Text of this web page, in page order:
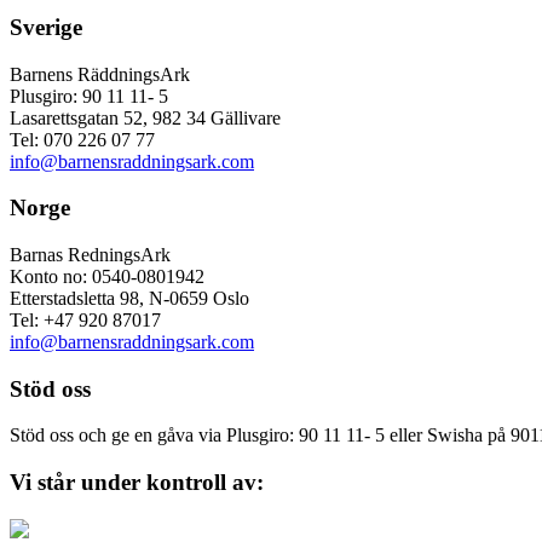
Sverige
Barnens RäddningsArk
Plusgiro: 90 11 11- 5
Lasarettsgatan 52, 982 34 Gällivare
Tel: 070 226 07 77
info@barnensraddningsark.com
Norge
Barnas RedningsArk
Konto no: 0540-0801942
Etterstadsletta 98, N-0659 Oslo
Tel: +47 920 87017
info@barnensraddningsark.com
Stöd oss
Stöd oss och ge en gåva via Plusgiro: 90 11 11- 5 eller Swisha på
Vi står under kontroll av: